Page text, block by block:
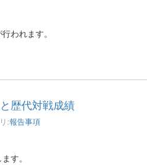
われます。
歴代対戦成績
:報告事項
す。